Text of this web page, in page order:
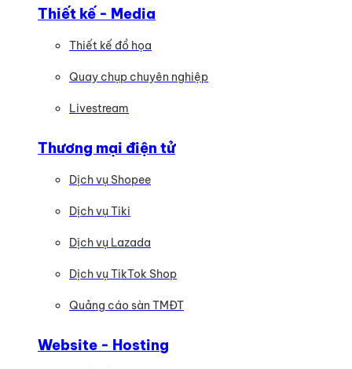
Thiết kế - Media
Thiết kế đồ họa
Quay chụp chuyên nghiệp
Livestream
Thương mại điện tử
Dịch vụ Shopee
Dịch vụ Tiki
Dịch vụ Lazada
Dịch vụ TikTok Shop
Quảng cáo sàn TMĐT
Website - Hosting